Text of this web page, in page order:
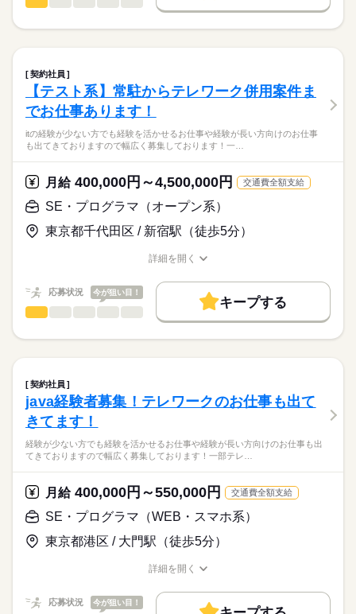
20代活躍
30代活躍 40代活躍 50代活躍
就業時間・曜日
土日祝休
在宅ワーク
社会保険制度 禁煙・分煙
続きを読む
・消費者金融向けシステムマイグレーション対応
・基盤EOS案件支援（中野/リモート併用）
主にバッチ処理の設計、テスト、JOB作成などの対応
他、Shellでのエラー解析など
...etc
でご応募お待ちしております！
多い年齢層 低い
男女の割合 男性 女性
業界 IT・通信関連
NWエンジニアとして要件定義～設計、導入、導入後の技術的サ
ポートまで幅広くお仕事ありますので、
スキルに合ったお仕事ご紹介します
基本特徴
20代活躍
30代活躍 50代活躍
土日祝休
働き方・環境
在宅ワーク
社会保険制度 服装自由 禁煙・分煙
主に下記のような案件があります！
（7/23更新）
（海浜幕張/リモート有）
お客様からのネットワーク新設・変更要件（店舗及び事務所の
新設、変更等）を内容確認し、技術要件に整理
・デジタルサービス会社 グループ全体の運用基盤の保守運用
業務全般（基本リモート）
運用基盤運用（FW、BGP、OSPF、VPN）における上流工程を
運用設計、工数管理などをお願いする予定です。
機器としてはCisco,Juniper系が複数ございます。
・某省庁様向けネットワークシステム（GSS）の設計・構築支
援（大手町）
設計・構築を担当。
Cisco機器を用いたネットワーク認証・制御の設計構築を行う。
もちろん上記お仕事以外にも記載できないお仕事もありますの
でご応募お待ちしております！
続きを読む
応募資格
何かしらのNW業務の経験（上流、設計構築、運用保守など）
NW製品（Ciscoなど）の経験者歓迎！
給与 月給
スキル見合い
9：00～18：00
>詳しい募集要項をすべて見る
応募する
契約社員
【テスト系】常駐からテレワーク併用案件ま
でお仕事あります！
itの経験が少ない方でも経験を活かせるお仕事や経験が長い方向けのお仕事
も出てきておりますので幅広く募集しております！一…
月給400,000円～4,500,000円 交通費全額支給
SE・プログラマ（オープン系）
東京都千代田区 / 新宿駅（徒歩5分）
多い年齢層 低い
男女の割合 男性 女性
業界 IT・通信関連
これからスキルアップを目指して行きたい方から
今まで培ってきた経験を生かして今後も活躍していきたいベテ
ランの方まで幅広く募集してます！
ゃえば選べるお仕事の幅も広がります！
基本特徴
SE・プログラマ（オープン系）
一部テレワークのお仕事もございます！
主に下記のような案件があります！
（7/21更新）
Webシステム結合テスト推進・品質向上エンジニアの募集（出
社とテレワーク併用）
・結合テストの実施（設計書およびテスト仕様書をもとに、デ
・不具合発生時の一次切り分け（プログラム起因かデータ不備
かの判断および関係者と連携した対応推進）
※プログラム改修は専任要員が対応予定。
した課題に応じた追加テストの準備・実施）
・結合テスト開始前の品質向上を目的として、単体テスト完了
続きを読む
応募資格
テスト系経験者
スキル見合い
9：00～18：00
>詳しい募集要項をすべて見る
応募する
詳細を開く
応募状況 今が狙い目！
キープする
契約社員
java経験者募集！テレワークのお仕事も出て
きてます！
経験が少ない方でも経験を活かせるお仕事や経験が長い方向けのお仕事も出
てきておりますので幅広く募集しております！一部テレ…
月給400,000円～550,000円 交通費全額支給
SE・プログラマ（WEB・スマホ系）
東京都港区 / 大門駅（徒歩5分）
詳細を開く
応募状況 今が狙い目！